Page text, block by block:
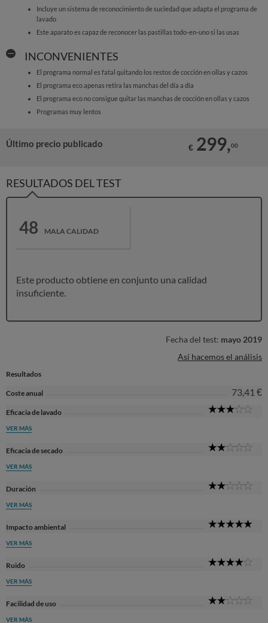
Incluye un sistema de reconocimiento de suciedad que adapta el programa de
lavado
Este aparato es capaz de reconocer las pastillas todo-en-uno si las usas
INCONVENIENTES
El programa normal es fatal quitando los restos de cocción en ollas y cazos
El programa eco apenas retira las manchas del día a día
El programa eco no consigue quitar las manchas de cocción en ollas y cazos
Programas muy lentos
Último precio publicado € 299,00
RESULTADOS DEL TEST
48 MALA CALIDAD
Este producto obtiene en conjunto una calidad
insuficiente.
Fecha del test: mayo 2019
Así hacemos el análisis
Resultados
Coste anual 73,41 €
Eficacia de lavado
VER MÁS
Eficacia de secado
VER MÁS
Duración
VER MÁS
Impacto ambiental
VER MÁS
Ruido
VER MÁS
Facilidad de uso
VER MÁS